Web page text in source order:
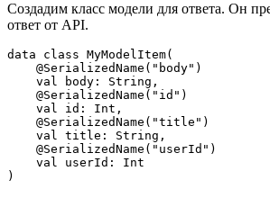
Создадим класс модели для ответа. Он
ответ от API.
data class MyModelItem(
    @SerializedName("body")
    val body: String,
    @SerializedName("id")
    val id: Int,
    @SerializedName("title")
    val title: String,
    @SerializedName("userId")
    val userId: Int
)